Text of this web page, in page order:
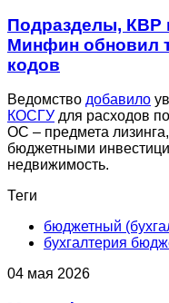
Подразделы, КВР
Минфин обновил
кодов
Ведомство добавило
КОСГУ для расходов
ОС – предмета
бюджетными
недвижимость.
Теги
бюджетный
бухгалтерия
04 мая 2026